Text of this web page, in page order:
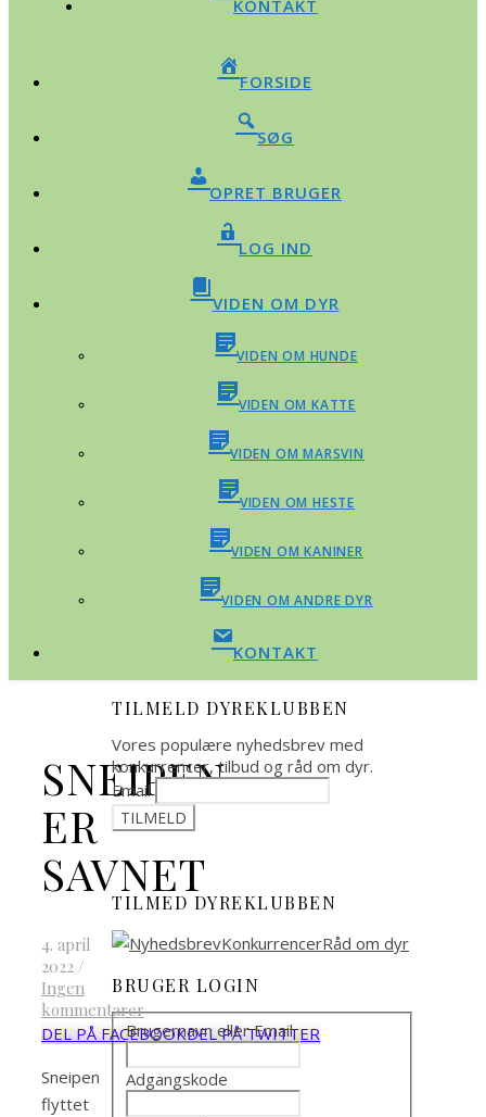
KONTAKT
FORSIDE
SØG
OPRET BRUGER
LOG IND
VIDEN OM DYR
VIDEN OM HUNDE
VIDEN OM KATTE
VIDEN OM MARSVIN
VIDEN OM HESTE
VIDEN OM KANINER
VIDEN OM ANDRE DYR
KONTAKT
SNEIPEN
ER
SAVNET
4. april
2022 /
Ingen
kommentarer
DEL PÅ FACEBOOKDEL PÅ TWITTER
Sneipen
flyttet
TILMELD DYREKLUBBEN
Vores populære nyhedsbrev med
konkurrencer, tilbud og råd om dyr.
Email
TILMED DYREKLUBBEN
BRUGER LOGIN
Brugernavn eller Email
Adgangskode